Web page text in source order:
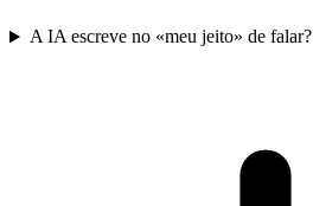
A IA escreve no «meu jeito» de falar?